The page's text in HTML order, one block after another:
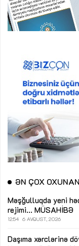
ƏN ÇOX
Məşğulluqda yeni
rejimi... MÜSAHİBƏ
12:54 6 AVQUST, 2026
Daşıma xərclərinə